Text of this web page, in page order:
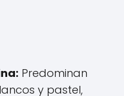
Predominan
y pastel,